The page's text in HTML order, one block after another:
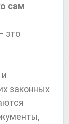
сам
это
законных